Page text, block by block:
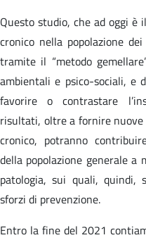
Questo studio, che ad oggi
cronico nella popolazione
tramite il “metodo
ambientali e psico-sociali, e
favorire o contrastare
risultati, oltre a fornire nuove
cronico, potranno
della popolazione generale a
patologia, sui quali, quindi,
sforzi di prevenzione.
Entro la fine del 2021